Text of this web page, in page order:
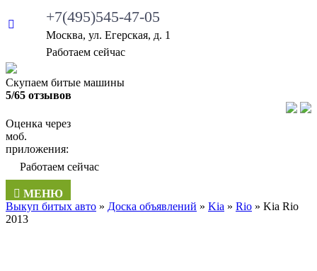
+7(495)545-47-05
Москва, ул. Егерская, д. 1
Работаем сейчас
Скупаем битые машины
5/65 отзывов
Оценка через
моб.
приложения:
Работаем сейчас
МЕНЮ
Выкуп битых авто » Доска объявлений » Kia » Rio » Kia Rio
2013